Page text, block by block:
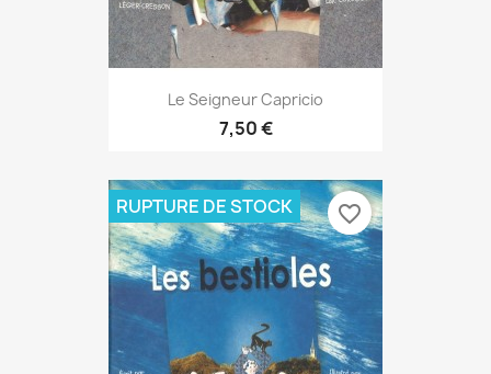
Le Seigneur Capricio
7,50 €
RUPTURE DE STOCK favorite_border